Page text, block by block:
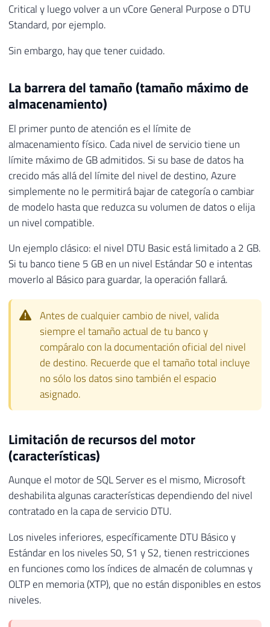
Critical y luego volver a un vCore General Purpose o DTU
Standard, por ejemplo.
Sin embargo, hay que tener cuidado.
La barrera del tamaño (tamaño máximo de
almacenamiento)
El primer punto de atención es el límite de
almacenamiento físico. Cada nivel de servicio tiene un
límite máximo de GB admitidos. Si su base de datos ha
crecido más allá del límite del nivel de destino, Azure
simplemente no le permitirá bajar de categoría o cambiar
de modelo hasta que reduzca su volumen de datos o elija
un nivel compatible.
Un ejemplo clásico: el nivel DTU Basic está limitado a 2 GB.
Si tu banco tiene 5 GB en un nivel Estándar S0 e intentas
moverlo al Básico para guardar, la operación fallará.
Antes de cualquier cambio de nivel, valida
siempre el tamaño actual de tu banco y
compáralo con la documentación oficial del nivel
de destino. Recuerde que el tamaño total incluye
no sólo los datos sino también el espacio
asignado.
Limitación de recursos del motor
(características)
Aunque el motor de SQL Server es el mismo, Microsoft
deshabilita algunas características dependiendo del nivel
contratado en la capa de servicio DTU.
Los niveles inferiores, específicamente DTU Básico y
Estándar en los niveles S0, S1 y S2, tienen restricciones
en funciones como los índices de almacén de columnas y
OLTP en memoria (XTP), que no están disponibles en estos
niveles.